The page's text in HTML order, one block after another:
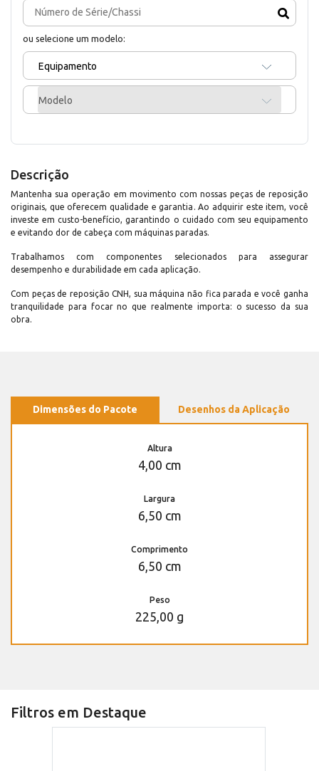
ou selecione um modelo:
Equipamento
Modelo
Descrição
Mantenha sua operação em movimento com nossas peças de reposição
originais, que oferecem qualidade e garantia. Ao adquirir este item, você
investe em custo-benefício, garantindo o cuidado com seu equipamento
e evitando dor de cabeça com máquinas paradas.
Trabalhamos com componentes selecionados para assegurar
desempenho e durabilidade em cada aplicação.
Com peças de reposição CNH, sua máquina não fica parada e você ganha
tranquilidade para focar no que realmente importa: o sucesso da sua
obra.
Dimensões do Pacote Desenhos da Aplicação
Altura
4,00 cm
Largura
6,50 cm
Comprimento
6,50 cm
Peso
225,00 g
Filtros em Destaque